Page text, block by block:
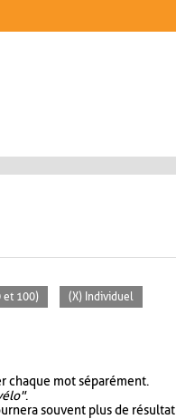
et 100) (X) Individuel
chaque mot séparément.
.
souvent plus de résultat